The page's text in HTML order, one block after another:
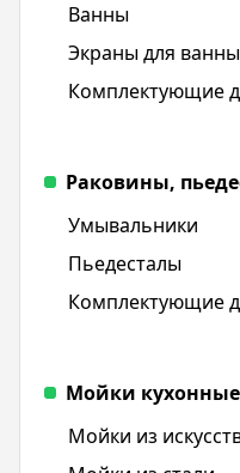
Ванны
Экраны для ванны
Комплектующие
Раковины,
Умывальники
Пьедесталы
Комплектующие
Мойки кухонные
Мойки из